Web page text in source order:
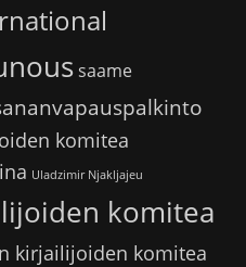
saame
komitea
Uladzimir Njakljajeu
komitea
kirjailijoiden komitea